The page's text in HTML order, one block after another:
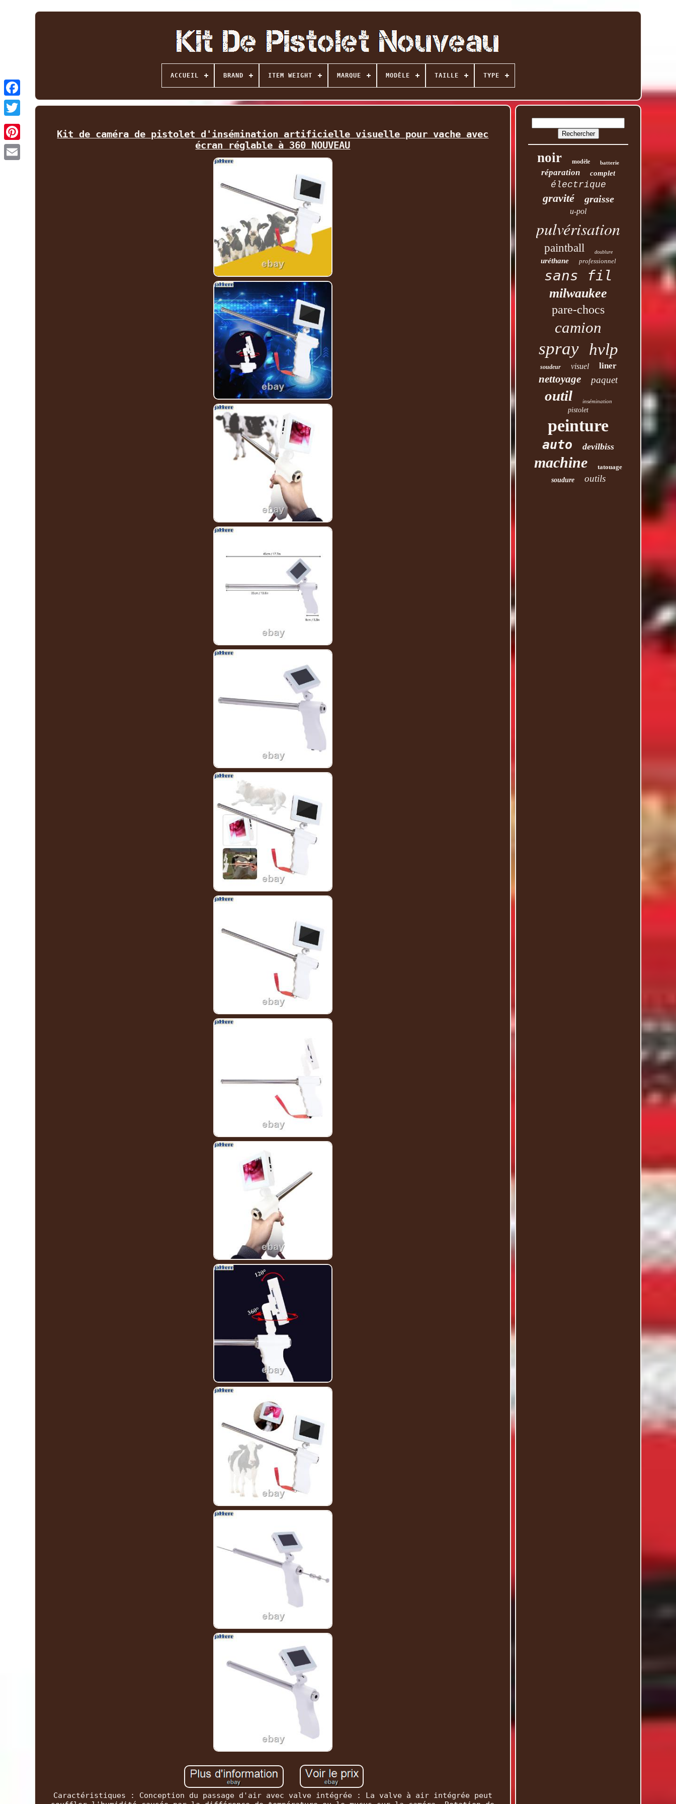
Facebook
Twitter
ACCUEIL BRAND ITEM WEIGHT MARQUE MODÈLE TAILLE TYPE
Kit de caméra de pistolet d'insémination artificielle visuelle pour vache avec
écran réglable à 360 NOUVEAU
Caractéristiques : Conception du passage d'air avec valve intégrée : La valve à air intégrée peut
noir modèle batterie
réparation complet
électrique
gravité graisse
u-pol
pulvérisation
paintball doublure
uréthane professionnel
sans fil
milwaukee
pare-chocs
camion
spray hvlp
soudeur visuel liner
nettoyage paquet
outil insémination
pistolet
peinture
auto devilbiss
machine
tatouage
soudure
outils